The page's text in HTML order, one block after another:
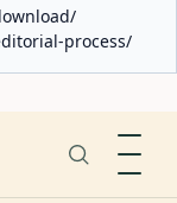
process/